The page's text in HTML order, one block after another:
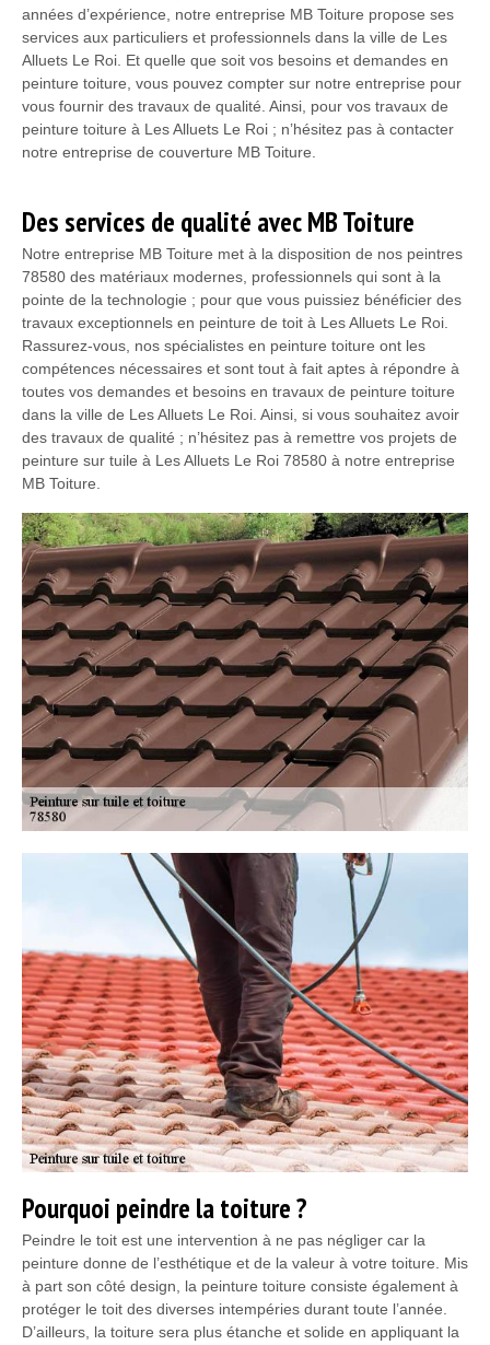
années d’expérience, notre entreprise MB Toiture propose ses
services aux particuliers et professionnels dans la ville de Les
Alluets Le Roi. Et quelle que soit vos besoins et demandes en
peinture toiture, vous pouvez compter sur notre entreprise pour
vous fournir des travaux de qualité. Ainsi, pour vos travaux de
peinture toiture à Les Alluets Le Roi ; n’hésitez pas à contacter
notre entreprise de couverture MB Toiture.
Des services de qualité avec MB Toiture
Notre entreprise MB Toiture met à la disposition de nos peintres
78580 des matériaux modernes, professionnels qui sont à la
pointe de la technologie ; pour que vous puissiez bénéficier des
travaux exceptionnels en peinture de toit à Les Alluets Le Roi.
Rassurez-vous, nos spécialistes en peinture toiture ont les
compétences nécessaires et sont tout à fait aptes à répondre à
toutes vos demandes et besoins en travaux de peinture toiture
dans la ville de Les Alluets Le Roi. Ainsi, si vous souhaitez avoir
des travaux de qualité ; n’hésitez pas à remettre vos projets de
peinture sur tuile à Les Alluets Le Roi 78580 à notre entreprise
MB Toiture.
Pourquoi peindre la toiture ?
Peindre le toit est une intervention à ne pas négliger car la
peinture donne de l’esthétique et de la valeur à votre toiture. Mis
à part son côté design, la peinture toiture consiste également à
protéger le toit des diverses intempéries durant toute l’année.
D’ailleurs, la toiture sera plus étanche et solide en appliquant la